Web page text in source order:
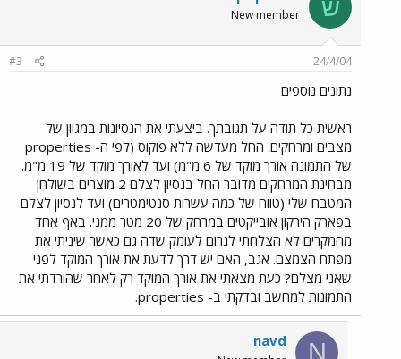
ש New member
24/4/04
#3
נתונים נוספים
ראשית כל תודה על תגובתך. ביצעתי את הנסיונות במגוון של
מצבים ומרחקים. החל מעדשה ללא פוקוס (לפי ה- properties
של התמונה אורך מוקד של 6 מ"מ) ועד לאורך מוקד של 19 מ"מ.
מבחינת המרחקים מדובר החל בנסיון לצלם 2 מוצרים בשולחן
המטבח שלי (טווח של כמה עשרות סנטימטרים) ועד לנסיון לצלם
בפארק הירקון אובייקטים במרחק של 20 מטר ממני. באף אחד
מהמקרים לא הצלחתי לגרום לעומק שדה גם כאשר שיניתי את
מפתח הצמצם. אגב, האם יש דרך לדעת את אורך המוקד לפני
שאני מצלם? כעת מצאתי את אורך המוקד רק לאחר שהורדתי את
התמונות למחשב ובדקתי ב- properties.
N
navd